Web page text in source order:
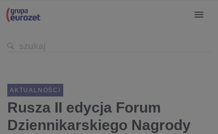
AKTUALNOŚCI
Rusza II edycja Forum
Dziennikarskiego Nagrody